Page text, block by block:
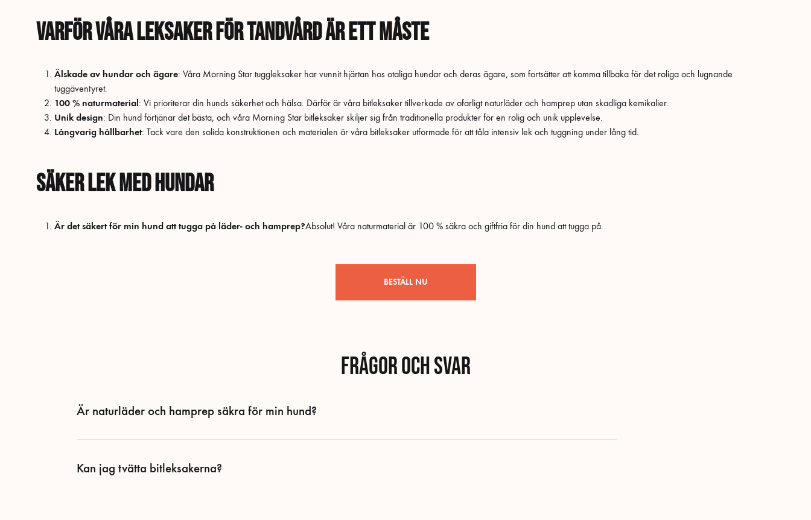
Varför våra leksaker för tandvård är ett måste
Älskade av hundar och ägare: Våra Morning Star tuggleksaker har vunnit hjärtan hos otaliga hundar och deras ägare, som fortsätter att komma tillbaka för det roliga och lugnande
tuggäventyret.
100 % naturmaterial : Vi prioriterar din hunds säkerhet och hälsa. Därför är våra bitleksaker tillverkade av ofarligt naturläder och hamprep utan skadliga kemikalier.
Unik design: Din hund förtjänar det bästa, och våra Morning Star bitleksaker skiljer sig från traditionella produkter för en rolig och unik upplevelse.
Långvarig hållbarhet: Tack vare den solida konstruktionen och materialen är våra bitleksaker utformade för att tåla intensiv lek och tuggning under lång tid.
Säker lek med hundar
Är det säkert för min hund att tugga på läder- och hamprep?Absolut! Våra naturmaterial är 100 % säkra och giftfria för din hund att tugga på.
BESTÄLL NU
Frågor och svar
Är naturläder och hamprep säkra för min hund?
Kan jag tvätta bitleksakerna?